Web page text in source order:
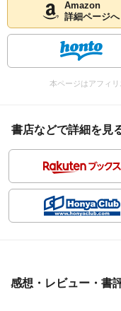
Amazon
詳細ページへ
本ページはアフィ
書店などで詳細を見
感想・レビュー・書